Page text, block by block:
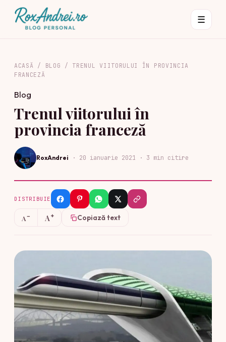
☰
ACASĂ / BLOG / TRENUL VIITORULUI ÎN PROVINCIA
FRANCEZĂ
Blog
Trenul viitorului în
provincia franceză
RoxAndrei · 20 ianuarie 2021 · 3 min citire
DISTRIBUIE
A− A+ Copiază text